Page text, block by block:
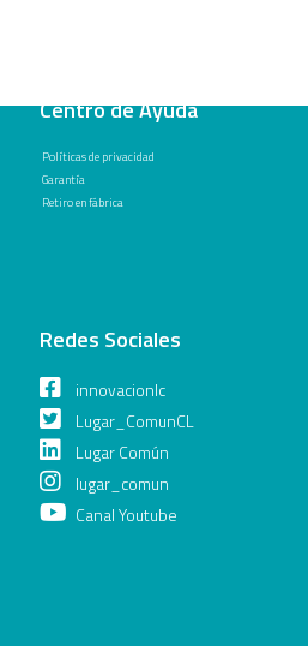
Centro de Ayuda
Políticas de privacidad
Garantía
Retiro en fábrica
Redes Sociales
innovacionlc
Lugar_ComunCL
Lugar Común
lugar_comun
Canal Youtube